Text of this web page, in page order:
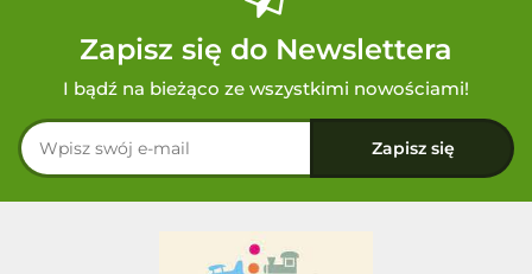
Zapisz się do Newslettera
I bądź na bieżąco ze wszystkimi nowościami!